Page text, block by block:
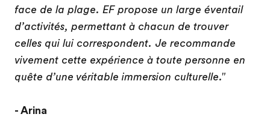
face de la plage. EF propose un large éventail
d’activités, permettant à chacun de trouver
celles qui lui correspondent. Je recommande
vivement cette expérience à toute personne en
quête d’une véritable immersion culturelle."
- Arina